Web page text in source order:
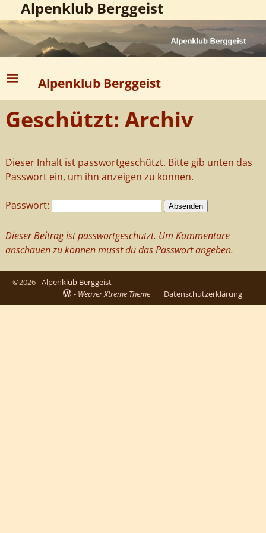
Alpenklub Berggeist
Alpenklub Berggeist
Geschützt: Archiv
Dieser Inhalt ist passwortgeschützt. Bitte gib unten das
Passwort ein, um ihn anzeigen zu können.
Passwort:
Dieser Beitrag ist passwortgeschützt. Um Kommentare
anschauen zu können musst du das Passwort angeben.
©2026 -Alpenklub Berggeist
- Weaver Xtreme Theme Datenschutzerklärung